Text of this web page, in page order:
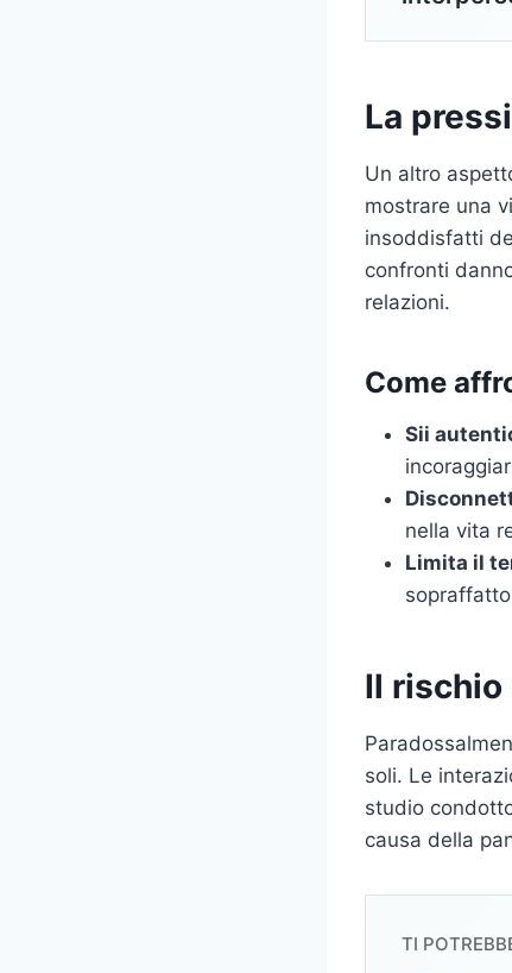
La
Un altro
mostrare una
insoddisfatti
confronti
relazioni.
Come
Sii
nella vita
Limita il
Il rischio
soli. Le
studio
causa della
TI